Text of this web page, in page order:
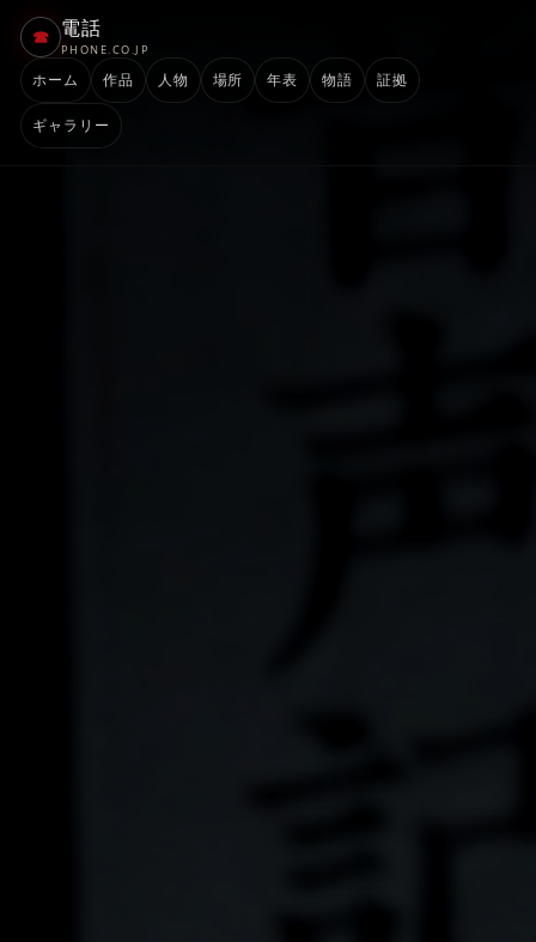
☎ 電話
PHONE.CO.JP
ホーム 作品 人物 場所 年表 物語 証拠
ギャラリー